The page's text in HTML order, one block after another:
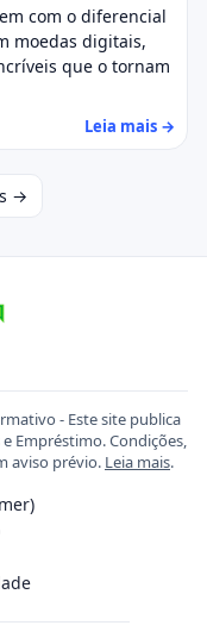
com o diferencial
moedas digitais,
que o tornam
Leia mais →
→
- Este site publica
Empréstimo. Condições,
aviso prévio. Leia mais.